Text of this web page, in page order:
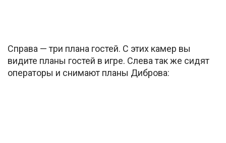
Справа — три плана гостей. С этих камер вы
видите планы гостей в игре. Слева так же сидят
операторы и снимают планы Диброва: